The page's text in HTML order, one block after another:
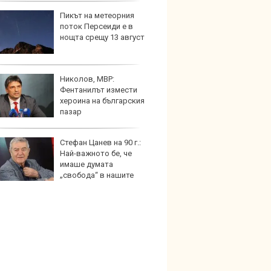
Пикът на метеорния
поток Персеиди е в
нощта срещу 13 август
Николов, МВР:
Фентанилът измести
хероина на българския
пазар
Стефан Цанев на 90 г.:
Най-важното бе, че
имаше думата
„свобода“ в нашите